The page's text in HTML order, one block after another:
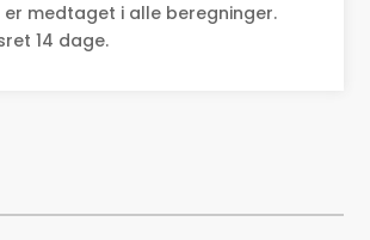
medtaget i alle beregninger.
14 dage.